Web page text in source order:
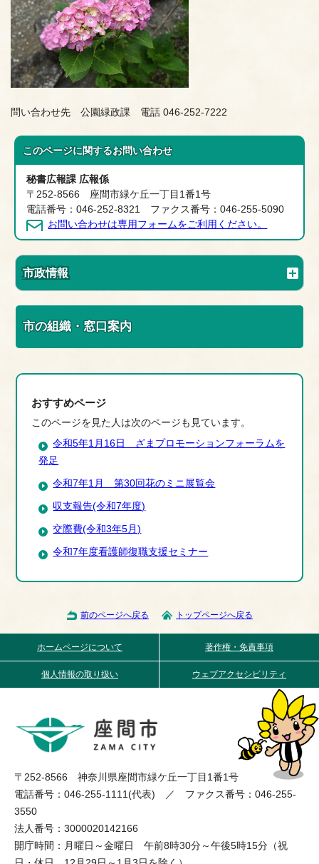
問い合わせ先 公園緑政課 電話 046-252-7222
このページに関するお問い合わせ
秘書広報課 広報係
〒252-8566 座間市緑ケ丘一丁目1番1号
電話番号：046-252-8321 ファクス番号：046-255-5090
お問い合わせは専用フォームをご利用ください。
市政情報
市の組織・窓口案内
おすすめページ
このページを見た人は次のページも見ています。
令和5年1月16日 ざまプロモーションフォーラムを
発足
令和7年1月 第30回花のミニ展覧会
収支報告(令和7年度)
交際費(令和3年5月)
令和7年度看護師復職支援セミナー
前のページへ戻る トップページへ戻る
ホームページについて 著作権・免責事項
個人情報の取り扱い ウェブアクセシビリティ
〒252-8566 神奈川県座間市緑ケ丘一丁目1番1号
電話番号：046-255-1111(代表) ／ ファクス番号：046-255-
3550
法人番号：3000020142166
開庁時間：月曜日～金曜日 午前8時30分～午後5時15分（祝